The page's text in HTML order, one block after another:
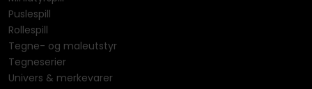
Puslespill
Rollespill
Tegne- og maleutstyr
Tegneserier
Univers & merkevarer